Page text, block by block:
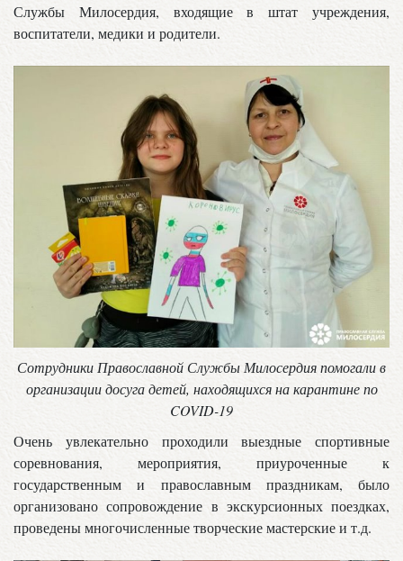
Службы Милосердия, входящие в штат учреждения,
воспитатели, медики и родители.
Сотрудники Православной Службы Милосердия помогали в
организации досуга детей, находящихся на карантине по
COVID-19
Очень увлекательно проходили выездные спортивные
соревнования, мероприятия, приуроченные к
государственным и православным праздникам, было
организовано сопровождение в экскурсионных поездках,
проведены многочисленные творческие мастерские и т.д.